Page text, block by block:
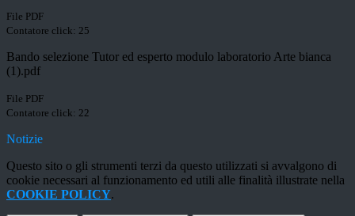
File PDF
Contatore click: 25
Bando selezione Tutor ed esperto modulo laboratorio Arte bianca
(1).pdf
File PDF
Contatore click: 22
Notizie
Questo sito o gli strumenti terzi da questo utilizzati si avvalgono di
cookie necessari al funzionamento ed utili alle finalità illustrate nella
COOKIE POLICY.